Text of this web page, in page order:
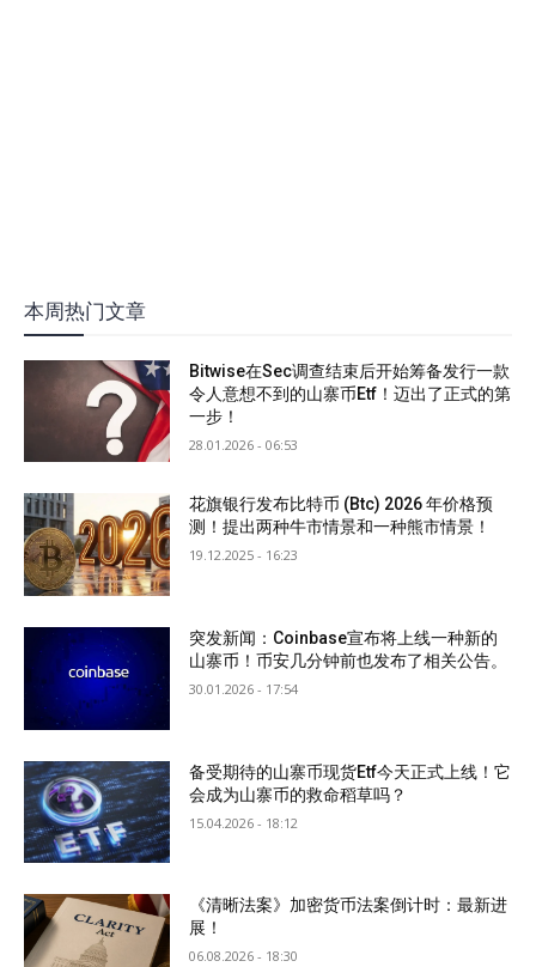
本周热门文章
Bitwise在Sec调查结束后开始筹备发行一款
令人意想不到的山寨币Etf！迈出了正式的第
一步！
28.01.2026 - 06:53
花旗银行发布比特币 (Btc) 2026 年价格预
测！提出两种牛市情景和一种熊市情景！
19.12.2025 - 16:23
突发新闻：Coinbase宣布将上线一种新的
山寨币！币安几分钟前也发布了相关公告。
30.01.2026 - 17:54
备受期待的山寨币现货Etf今天正式上线！它
会成为山寨币的救命稻草吗？
15.04.2026 - 18:12
《清晰法案》加密货币法案倒计时：最新进
展！
06.08.2026 - 18:30